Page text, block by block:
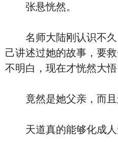
张悬恍然。
名师大陆刚认识不久
己讲述过她的故事，要
不明白，现在才恍然大悟
竟然是她父亲，而且
天道真的能够化成人